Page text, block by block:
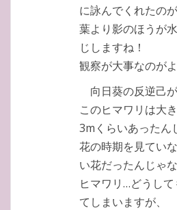
に詠んでくれたの
葉より影のほうが
じしますね！
観察が大事なのが
向日葵の反逆己
このヒマワリは大
3mくらいあったん
花の時期を見てい
い花だったんじゃな
ヒマワリ…どうし
てしまいますが、